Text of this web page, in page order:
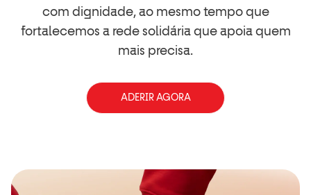
com dignidade, ao mesmo tempo que
fortalecemos a rede solidária que apoia quem
mais precisa.
ADERIR AGORA